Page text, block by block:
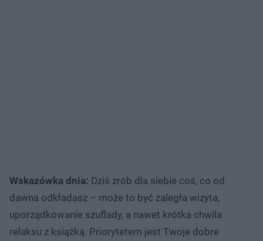
Wskazówka dnia: Dziś zrób dla siebie coś, co od
dawna odkładasz – może to być zaległa wizyta,
uporządkowanie szuflady, a nawet krótka chwila
relaksu z książką. Priorytetem jest Twoje dobre